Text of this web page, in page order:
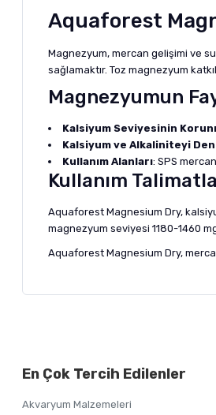
Aquaforest
Magnezyum, mercan gelişimi ve
sağlamaktır. Toz magnezyum
Magnezyumun
Kalsiyum Seviyesinin
Kalsiyum ve Alkaliniteyi
Kullanım Alanları: SPS
Kullanım
Aquaforest Magnesium Dry,
magnezyum seviyesi 1180-1460
Aquaforest Magnesium Dry,
Ürün açıklamasında eksik
En Çok Tercih Edilenler
Akvaryum Malzemeleri